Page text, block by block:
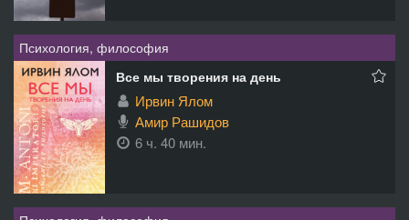
Психология, философия
Все мы творения на день
Ирвин Ялом
Амир Рашидов
6 ч. 40 мин.